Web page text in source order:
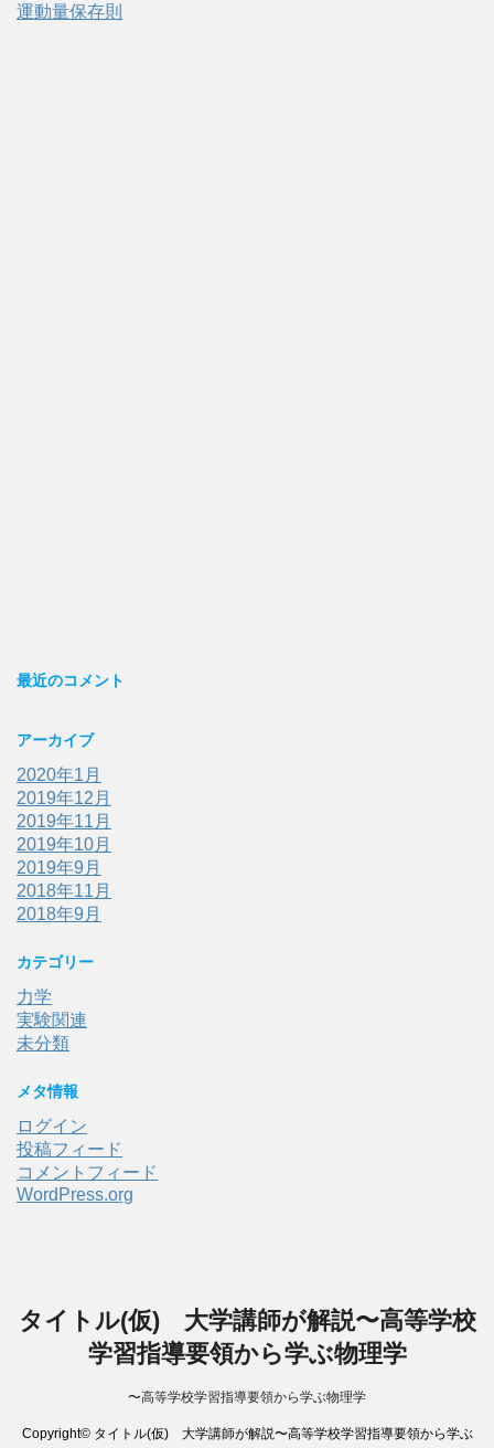
運動量保存則
最近のコメント
アーカイブ
2020年1月
2019年12月
2019年11月
2019年10月
2019年9月
2018年11月
2018年9月
カテゴリー
力学
実験関連
未分類
メタ情報
ログイン
投稿フィード
コメントフィード
WordPress.org
タイトル(仮) 大学講師が解説〜高等学校
学習指導要領から学ぶ物理学
〜高等学校学習指導要領から学ぶ物理学
Copyright© タイトル(仮) 大学講師が解説〜高等学校学習指導要領から学ぶ